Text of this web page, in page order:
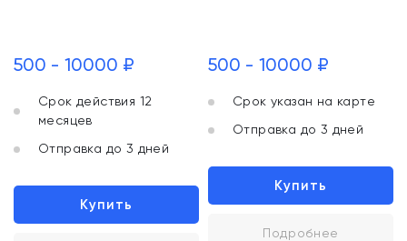
500 - 10000 ₽
Срок действия 12
месяцев
Отправка до 3 дней
Купить
500 - 10000 ₽
Срок указан на карте
Отправка до 3 дней
Купить
Подробнее